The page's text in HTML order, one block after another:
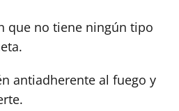
que no tiene ningún tipo
antiadherente al fuego y